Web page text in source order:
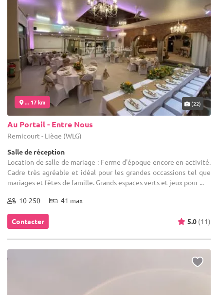
... 17 km (22)
Au Portail - Entre Nous
Remicourt - Liège (WLG)
Salle de réception
Location de salle de mariage : Ferme d'époque encore en activité.
Cadre très agréable et idéal pour les grandes occassions tel que
mariages et fêtes de famille. Grands espaces verts et jeux pour ...
10-250 41 max
Contacter 5.0 (11)